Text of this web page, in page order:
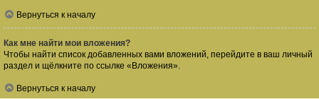
Вернуться к началу
Как мне найти мои вложения?
Чтобы найти список добавленных вами вложений, перейдите в ваш личный
раздел и щёлкните по ссылке «Вложения».
Вернуться к началу